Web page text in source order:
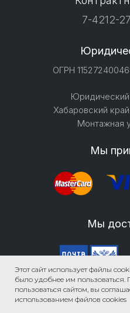
7-4212-
Хабаровский
Монтажная
ОГРН
2012-2026 ©
Мы
Мы
Этот сайт использует файлы
было удобнее им пользоваться.
пользоваться сайтом, вы
использованием файлов cookies